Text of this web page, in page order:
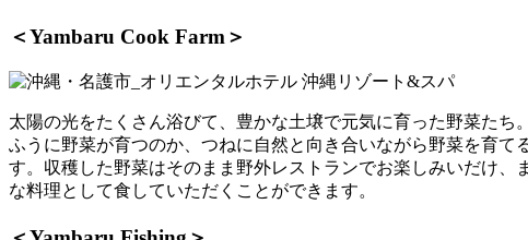
＜Yambaru Cook Farm＞
太陽の光をたくさん浴びて、豊かな土壌で元気に育った野菜た
ふうに野菜が育つのか、つねに自然と向き合いながら野菜を育
す。収穫した野菜はそのまま野外レストランでお楽しみいだけ
な料理として食していただくことができます。